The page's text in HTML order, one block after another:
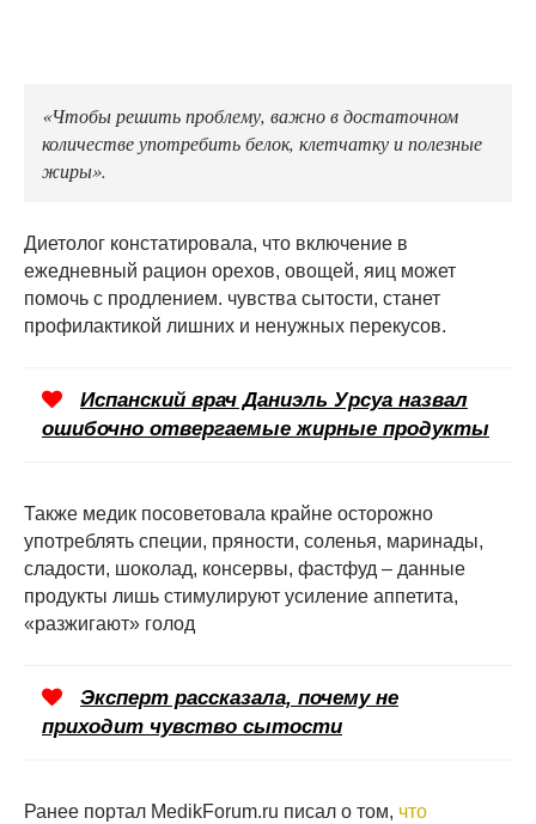
«Чтобы решить проблему, важно в достаточном
количестве употребить белок, клетчатку и полезные
жиры».
Диетолог констатировала, что включение в
ежедневный рацион орехов, овощей, яиц может
помочь с продлением. чувства сытости, станет
профилактикой лишних и ненужных перекусов.
Испанский врач Даниэль Урсуа назвал
ошибочно отвергаемые жирные продукты
Также медик посоветовала крайне осторожно
употреблять специи, пряности, соленья, маринады,
сладости, шоколад, консервы, фастфуд – данные
продукты лишь стимулируют усиление аппетита,
«разжигают» голод
Эксперт рассказала, почему не
приходит чувство сытости
Ранее портал MedikForum.ru писал о том, что